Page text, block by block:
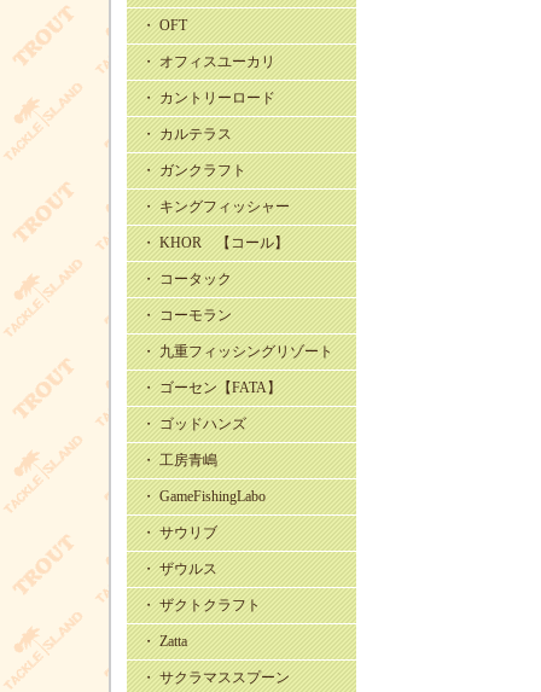
・ OFT
・ オフィスユーカリ
・ カントリーロード
・ カルテラス
・ ガンクラフト
・ キングフィッシャー
・ KHOR 【コール】
・ コータック
・ コーモラン
・ 九重フィッシングリゾート
・ ゴーセン【FATA】
・ ゴッドハンズ
・ 工房青嶋
・ GameFishingLabo
・ サウリブ
・ ザウルス
・ ザクトクラフト
・ Zatta
・ サクラマススプーン